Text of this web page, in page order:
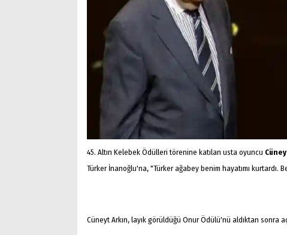
45. Altın Kelebek Ödülleri törenine katılan usta oyuncu
Türker İnanoğlu'na, "Türker ağabey benim hayatımı kurtardı.
Cüneyt Arkın, layık görüldüğü Onur Ödülü'nü aldıktan sonra